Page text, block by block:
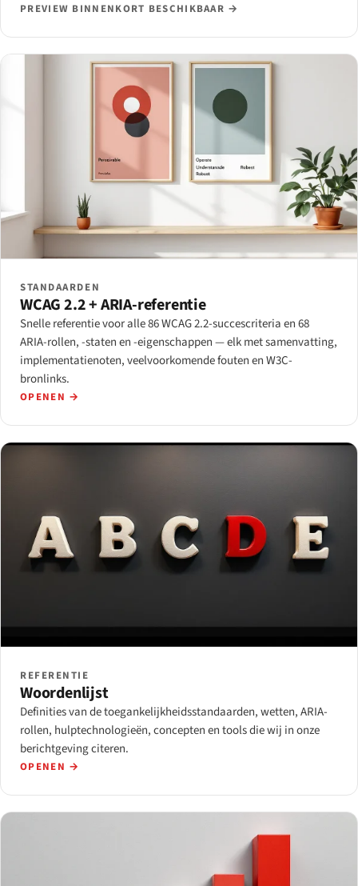
PREVIEW BINNENKORT BESCHIKBAAR →
STANDAARDEN
WCAG 2.2 + ARIA-referentie
Snelle referentie voor alle 86 WCAG 2.2-succescriteria en 68
ARIA-rollen, -staten en -eigenschappen — elk met samenvatting,
implementatienoten, veelvoorkomende fouten en W3C-
bronlinks.
OPENEN →
REFERENTIE
Woordenlijst
Definities van de toegankelijkheidsstandaarden, wetten, ARIA-
rollen, hulptechnologieën, concepten en tools die wij in onze
berichtgeving citeren.
OPENEN →